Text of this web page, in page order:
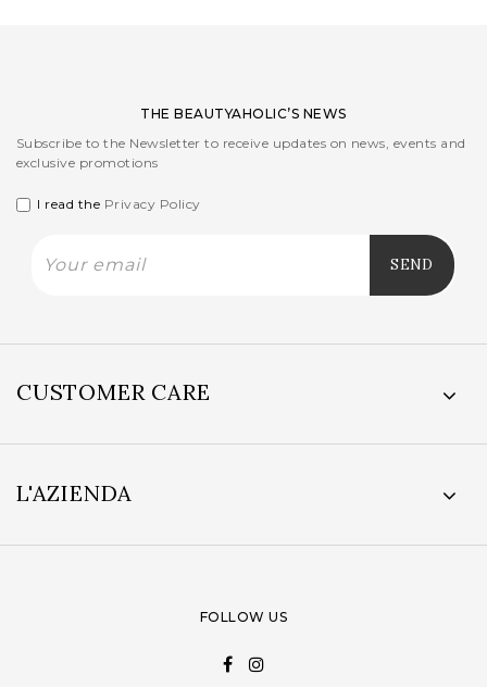
THE BEAUTYAHOLIC’S NEWS
Subscribe to the Newsletter to receive updates on news, events and
exclusive promotions
I read the Privacy Policy
CUSTOMER CARE
L'AZIENDA
FOLLOW US